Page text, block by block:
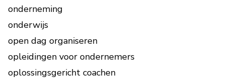
onderneming
onderwijs
open dag organiseren
opleidingen voor ondernemers
oplossingsgericht coachen